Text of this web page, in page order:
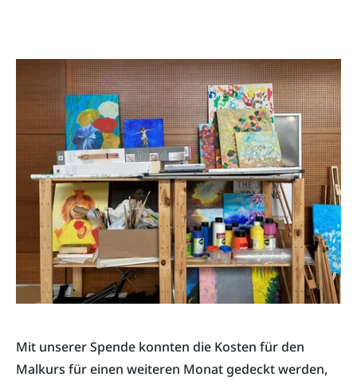
Mit unserer Spende konnten die Kosten für den
Malkurs für einen weiteren Monat gedeckt werden,